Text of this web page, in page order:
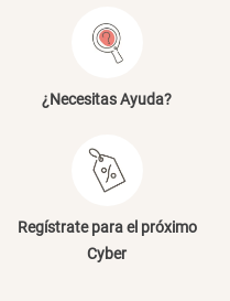
¿Necesitas Ayuda?
Regístrate para el próximo
Cyber
Papelero de Plástico Color 8 Lt
15,7x22,2x33,3 cm
S/ 39.90S/ 33.90